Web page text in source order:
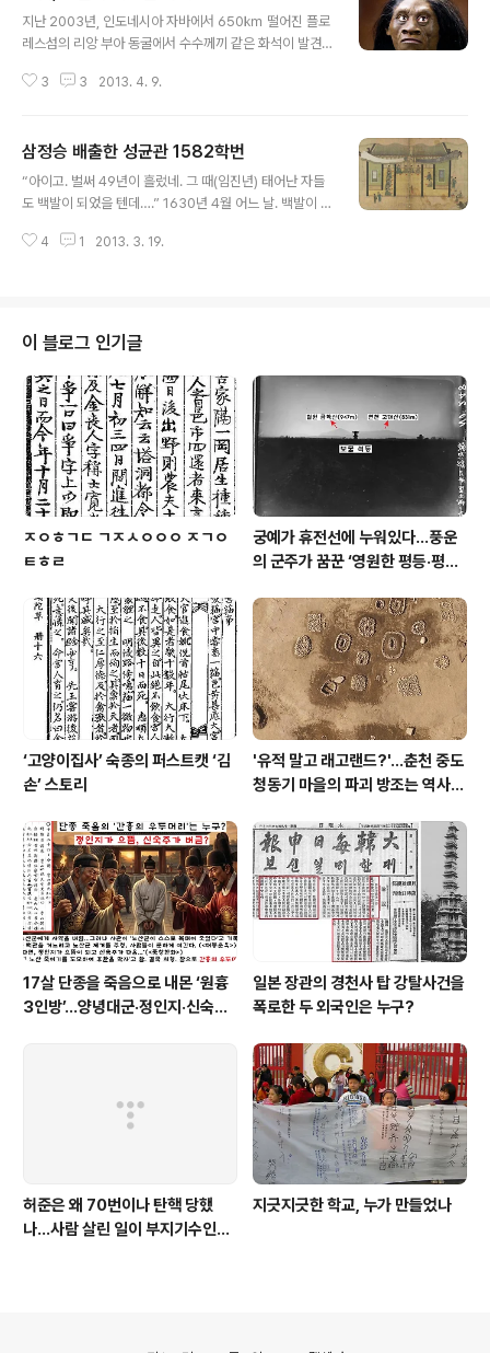
지난 2003년, 인도네시아 자바에서 650㎞ 떨어진 플로
레스섬의 리앙 부아 동굴에서 수수께끼 같은 화석이 발견
에 발견된 장소의 이름을 따 ‘호모 플로렌시스’라고 한 뒤
서 묘사된 난쟁이족이다. 이 화석은 어른 여성의 것이었는
데, 키가 약 1m 가량의 단신이었다. 뇌의 용적이 불과 420
CC였다. 그래서 호빗이라는 별명을 붙인 것이다. 호빗의
들은 고개를 갸웃거렸다. ‘호모 플로렌시스’ 화석을 복원한
3 3 2013. 4. 9.
삼정승 배출한 성균관 1582학번
“아이고. 벌써 49년이 흘렀네. 그 때(임진년) 태어난 자들
도 백발이 되었을 텐데….” 1630년 4월 어느 날. 백발이 성
府) 건물로 속속 모였다. 손에 손에 술 한 병씩 든 채…. 이
년이나 지났으므로 많은 동기들이 세상을 떠났다. 더욱이
재경(在京) 동문들만이 참석대상이었다. 이런저런 이유로
12명 만이 모인 것이다. 이조판서 정경세가 남긴 글을 통해
이날 동기모임의 자초지종을 읽어보자.(윤진영의 에서) 48
년만에 만난 성균관 1582학번의 동기모임. 품계에 따라
앉아..
4 1 2013. 3. 19.
이 블로그 인기글
ㅈㅇㅎㄱㄷ ㄱㅈㅅㅇㅇㅇ ㅈㄱㅇ
ㅌㅎㄹ
궁예가 휴전선에 누워있다…풍운
의 군주가 꿈꾼 ‘영원한 평등·평화
‘고양이집사’ 숙종의 퍼스트캣 ‘김
손’ 스토리
'유적 말고 래고랜드?'…춘천 중도
청동기 마을의 파괴 방조는 역사의
17살 단종을 죽음으로 내몬 ‘원흉
3인방’…양녕대군·정인지·신숙주
일본 장관의 경천사 탑 강탈사건을
폭로한 두 외국인은 누구?
허준은 왜 70번이나 탄핵 당했
나…사람 살린 일이 부지기수인
지긋지긋한 학교, 누가 만들었나